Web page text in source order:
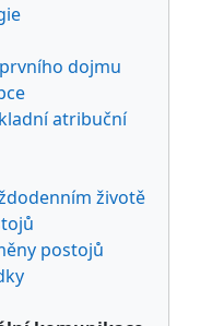
dojmu
atribuční
životě
postojů